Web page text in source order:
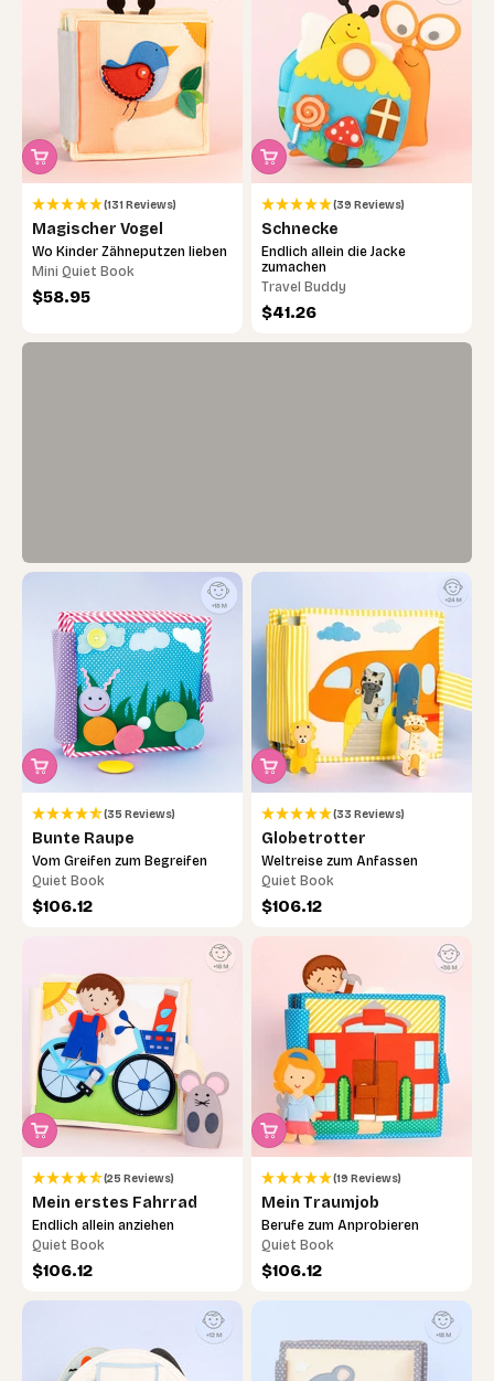
(131 Reviews)
Magischer Vogel
Wo Kinder Zähneputzen lieben
Mini Quiet Book
Angebot
$58.95
(39 Reviews)
Schnecke
Endlich allein die Jacke
zumachen
Travel Buddy
Angebot
$41.26
Visuelle Frühförderung
Starke Schwarz-Weiß-Kontraste fördern die
Sehfähigkeit und helfen Babys, Formen und
(35 Reviews)
Bunte Raupe
Vom Greifen zum Begreifen
Quiet Book
Angebot
$106.12
(33 Reviews)
Globetrotter
Weltreise zum Anfassen
Quiet Book
Angebot
$106.12
(25 Reviews)
Mein erstes Fahrrad
Endlich allein anziehen
Quiet Book
Angebot
$106.12
(19 Reviews)
Mein Traumjob
Berufe zum Anprobieren
Quiet Book
Angebot
$106.12